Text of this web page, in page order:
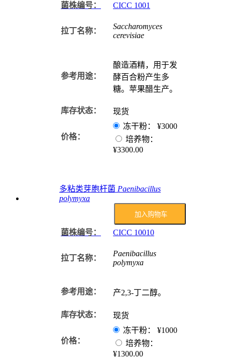
菌株编号： CICC 1001
拉丁名称：
Saccharomyces
cerevisiae
参考用途：
酿造酒精，用于发
酵百合粉产生多
糖。苹果醋生产。
库存状态： 现货
价格：
冻干粉：
¥3000
培养物：
¥3300.00
多粘类芽胞杆菌 Paenibacillus
polymyxa
加入购物车
菌株编号： CICC 10010
拉丁名称：
Paenibacillus
polymyxa
参考用途： 产2,3-丁二醇。
库存状态： 现货
价格：
冻干粉：
¥1000
培养物：
¥1300.00